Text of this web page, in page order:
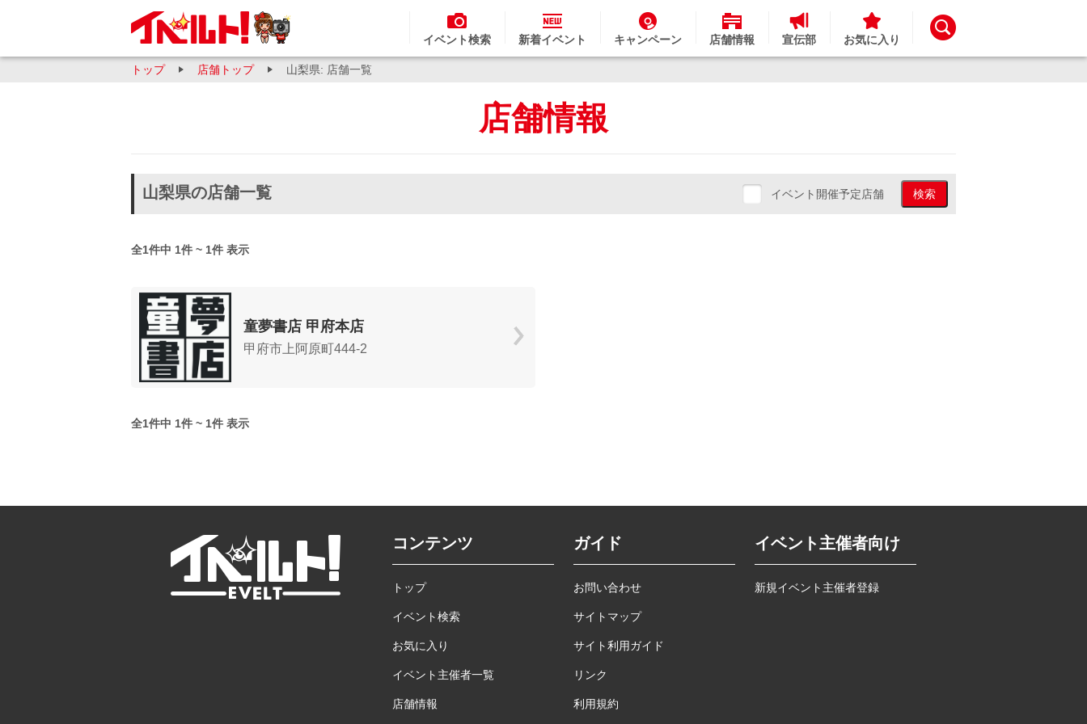
イベント検索 新着イベント キャンペーン 店舗情報 宣伝部 お気に入り
トップ 店舗トップ 山梨県: 店舗一覧
店舗情報
山梨県の店舗一覧 イベント開催予定店舗 検索
全1件中 1件 ~ 1件 表示
童夢書店 甲府本店
甲府市上阿原町444-2
全1件中 1件 ~ 1件 表示
コンテンツ
トップ
イベント検索
お気に入り
イベント主催者一覧
店舗情報
ガイド
お問い合わせ
サイトマップ
サイト利用ガイド
リンク
利用規約
イベント主催者向け
新規イベント主催者登録